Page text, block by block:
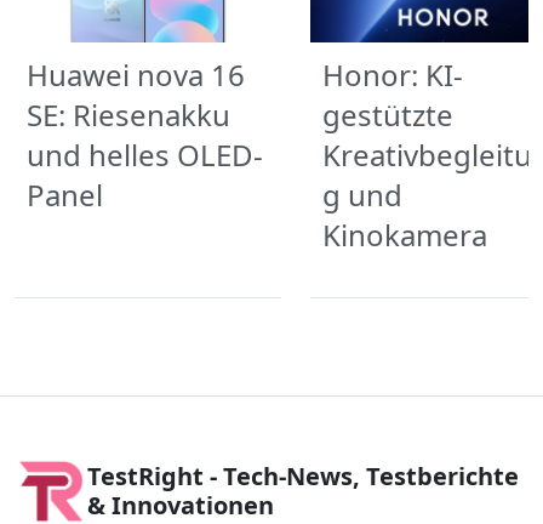
Huawei nova 16
SE: Riesenakku
und helles OLED-
Panel
Honor: KI-
gestützte
g und
Kinokamera
TestRight - Tech-News, Testberichte
& Innovationen